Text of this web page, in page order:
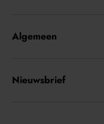
Algemeen
Nieuwsbrief